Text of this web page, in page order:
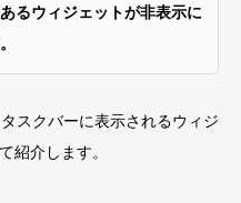
るウィジェットが非表示に
スクバーに表示されるウィジ
紹介します。